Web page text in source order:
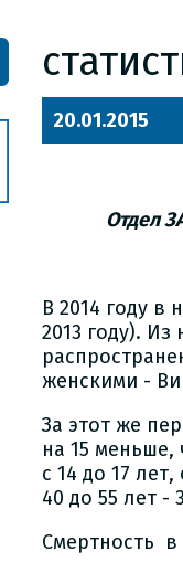
20.01.2015
Отдел
В 2014 году
2013 году).
женскими -
За этот же
на 15
с 14 до 17
40 до 55 лет -
Смертность